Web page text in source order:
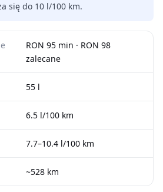
się do 10 l/100 km.
RON 95 min · RON 98
zalecane
55 l
6.5 l/100 km
7.7–10.4 l/100 km
~528 km